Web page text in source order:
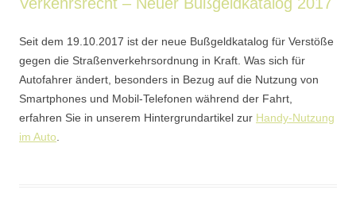
Seit dem 19.10.2017 ist der neue Bußgeldkatalog für Verstöße
gegen die Straßenverkehrsordnung in Kraft. Was sich für
Autofahrer ändert, besonders in Bezug auf die Nutzung von
Smartphones und Mobil-Telefonen während der Fahrt,
erfahren Sie in unserem Hintergrundartikel zur Handy-Nutzung
im Auto